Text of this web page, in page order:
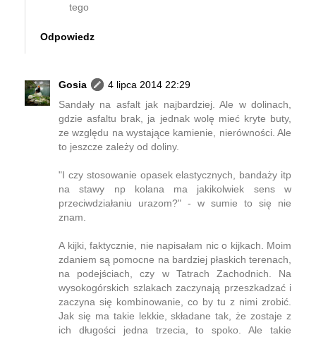
tego
Odpowiedz
Gosia
4 lipca 2014 22:29
Sandały na asfalt jak najbardziej. Ale w dolinach,
gdzie asfaltu brak, ja jednak wolę mieć kryte buty,
ze względu na wystające kamienie, nierówności. Ale
to jeszcze zależy od doliny.
"I czy stosowanie opasek elastycznych, bandaży itp
na stawy np kolana ma jakikolwiek sens w
przeciwdziałaniu urazom?" - w sumie to się nie
znam.
A kijki, faktycznie, nie napisałam nic o kijkach. Moim
zdaniem są pomocne na bardziej płaskich terenach,
na podejściach, czy w Tatrach Zachodnich. Na
wysokogórskich szlakach zaczynają przeszkadzać i
zaczyna się kombinowanie, co by tu z nimi zrobić.
Jak się ma takie lekkie, składane tak, że zostaje z
ich długości jedna trzecia, to spoko. Ale takie